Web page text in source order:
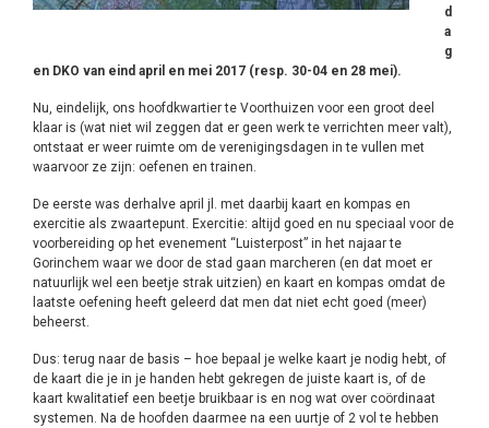
d
a
g
en DKO van eind april en mei 2017 (resp. 30-04 en 28 mei).
Nu, eindelijk, ons hoofdkwartier te Voorthuizen voor een groot deel
klaar is (wat niet wil zeggen dat er geen werk te verrichten meer valt),
ontstaat er weer ruimte om de verenigingsdagen in te vullen met
waarvoor ze zijn: oefenen en trainen.
De eerste was derhalve april jl. met daarbij kaart en kompas en
exercitie als zwaartepunt. Exercitie: altijd goed en nu speciaal voor de
voorbereiding op het evenement “Luisterpost” in het najaar te
Gorinchem waar we door de stad gaan marcheren (en dat moet er
natuurlijk wel een beetje strak uitzien) en kaart en kompas omdat de
laatste oefening heeft geleerd dat men dat niet echt goed (meer)
beheerst.
Dus: terug naar de basis – hoe bepaal je welke kaart je nodig hebt, of
de kaart die je in je handen hebt gekregen de juiste kaart is, of de
kaart kwalitatief een beetje bruikbaar is en nog wat over coördinaat
systemen. Na de hoofden daarmee na een uurtje of 2 vol te hebben